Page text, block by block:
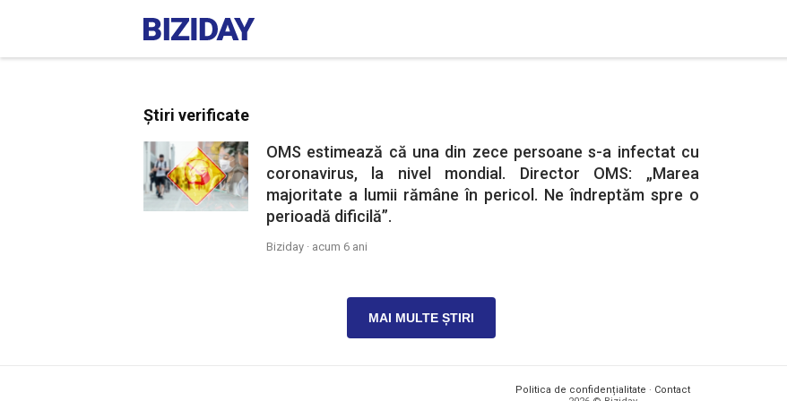
Știri verificate
OMS estimează că una din zece persoane s-a infectat cu
coronavirus, la nivel mondial. Director OMS: „Marea
majoritate a lumii rămâne în pericol. Ne îndreptăm spre o
perioadă dificilă”.
Biziday · acum 6 ani
MAI MULTE ȘTIRI
Politica de confidențialitate · Contact